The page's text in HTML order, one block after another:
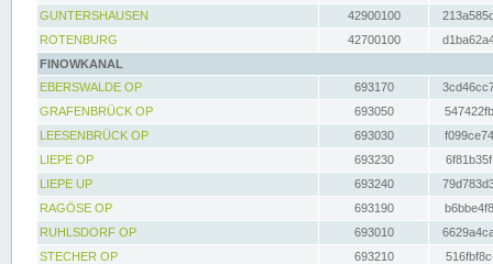
GUNTERSHAUSEN
42900100
ROTENBURG
42700100
FINOWKANAL
EBERSWALDE OP
693170
GRAFENBRÜCK OP
693050
LEESENBRÜCK OP
693030
LIEPE OP
693230
LIEPE UP
693240
RAGÖSE OP
693190
RUHLSDORF OP
693010
STECHER OP
693210